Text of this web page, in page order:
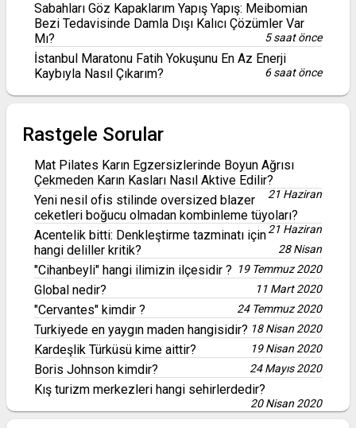
Sabahları Göz Kapaklarım Yapış Yapış: Meibomian
Bezi Tedavisinde Damla Dışı Kalıcı Çözümler Var
Mı?
5 saat önce
İstanbul Maratonu Fatih Yokuşunu En Az Enerji
Kaybıyla Nasıl Çıkarım?
6 saat önce
Rastgele Sorular
Mat Pilates Karın Egzersizlerinde Boyun Ağrısı
Çekmeden Karın Kasları Nasıl Aktive Edilir?
21 Haziran
Yeni nesil ofis stilinde oversized blazer
ceketleri boğucu olmadan kombinleme tüyoları?
21 Haziran
Acentelik bitti: Denkleştirme tazminatı için
hangi deliller kritik?
28 Nisan
"Cihanbeyli" hangi ilimizin ilçesidir ? 19 Temmuz 2020
Global nedir? 11 Mart 2020
"Cervantes" kimdir ? 24 Temmuz 2020
Turkiyede en yaygın maden hangisidir? 18 Nisan 2020
Kardeşlik Türküsü kime aittir? 19 Nisan 2020
Boris Johnson kimdir? 24 Mayıs 2020
Kış turizm merkezleri hangi sehirlerdedir?
20 Nisan 2020